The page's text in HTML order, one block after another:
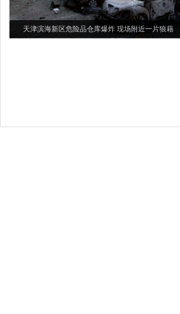
天津滨海新区危险品仓库爆炸 现场附近一片狼藉